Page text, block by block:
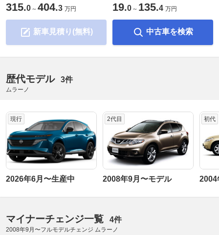
315.0 ～ 404.3 万円
新車見積り(無料)
19.0 ～ 135.4 万円
中古車を検索
歴代モデル 3件
ムラーノ
現行
2026年6月〜生産中
2代目
2008年9月〜モデル
初代
2004
マイナーチェンジ一覧 4件
2008年9月〜フルモデルチェンジ ムラーノ